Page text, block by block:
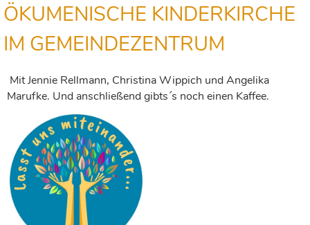
ÖKUMENISCHE KINDERKIRCHE
IM GEMEINDEZENTRUM
Mit Jennie Rellmann, Christina Wippich und Angelika
Marufke. Und anschließend gibts´s noch einen Kaffee.